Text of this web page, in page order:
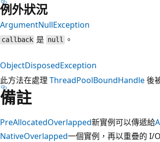
例外狀況
ArgumentNullException
callback 是 null 。
ObjectDisposedException
此方法在處理 ThreadPoolBoundHandle後
備註
PreAllocatedOverlapped新實例可以傳遞給
NativeOverlapped一個實例，再以重疊的 I/